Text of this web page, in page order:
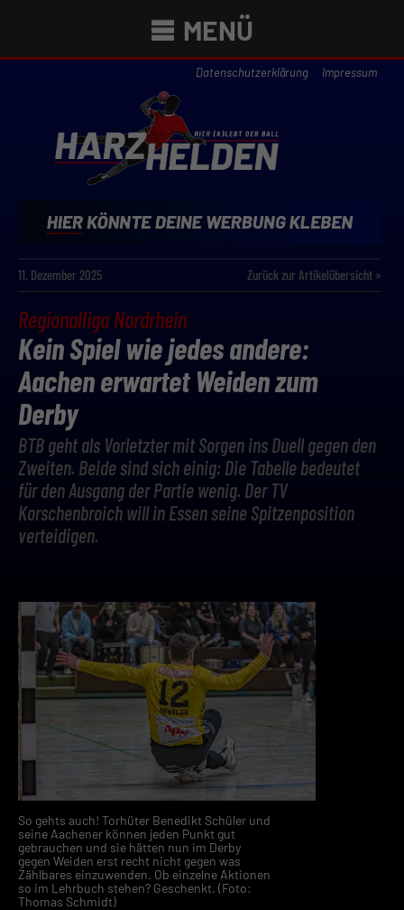
MENÜ
Datenschutzerklärung Impressum
11. Dezember 2025 Zurück zur Artikelübersicht »
Regionalliga Nordrhein
Kein Spiel wie jedes andere:
Aachen erwartet Weiden zum
Derby
BTB geht als Vorletzter mit Sorgen ins Duell gegen den
Zweiten. Beide sind sich einig: Die Tabelle bedeutet
für den Ausgang der Partie wenig. Der TV
Korschenbroich will in Essen seine Spitzenposition
verteidigen.
So gehts auch! Torhüter Benedikt Schüler und
seine Aachener können jeden Punkt gut
gebrauchen und sie hätten nun im Derby
gegen Weiden erst recht nicht gegen was
Zählbares einzuwenden. Ob einzelne Aktionen
so im Lehrbuch stehen? Geschenkt. (Foto:
Thomas Schmidt)